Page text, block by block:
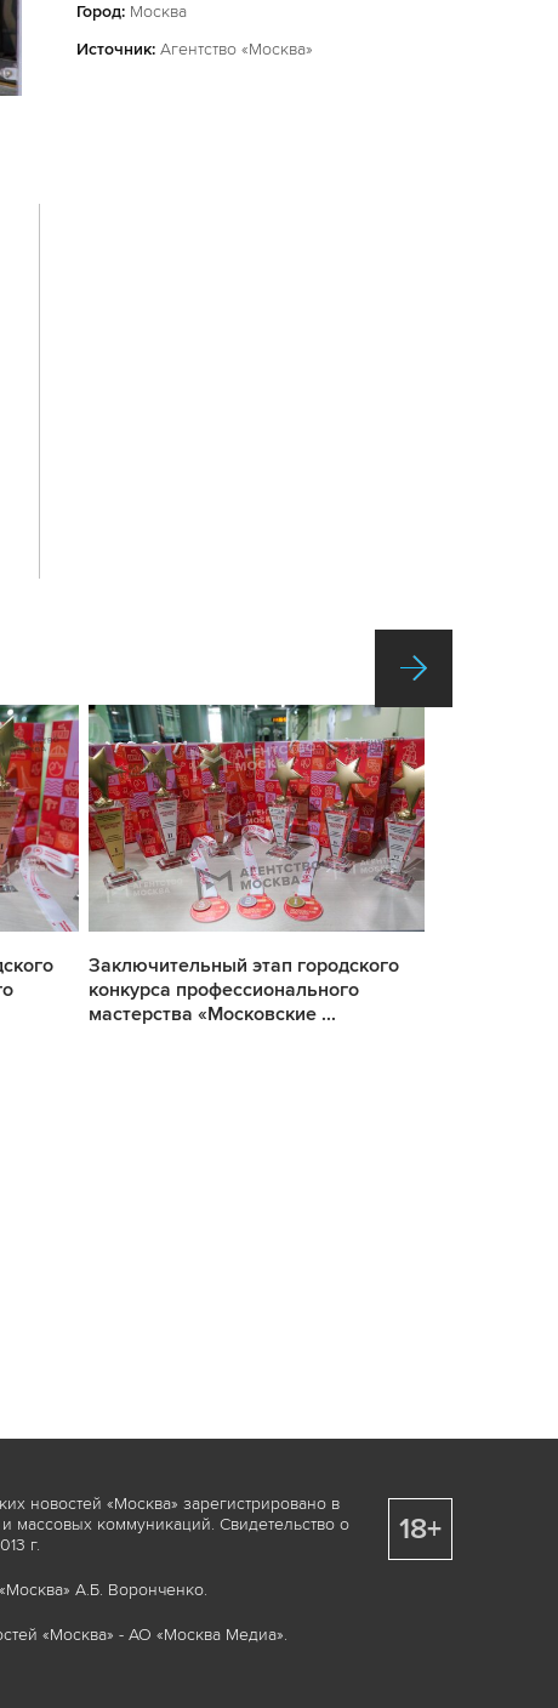
Город: Москва
Источник: Агентство «Москва»
Заключительный этап городского
конкурса профессионального
мастерства «Московские ...
новостей «Москва» зарегистрировано в
коммуникаций. Свидетельство о
г.
А.Б. Воронченко.
«Москва» - АО «Москва Медиа».
18+